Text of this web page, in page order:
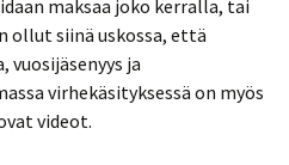
maksaa joko kerralla, tai
ollut siinä uskossa, että
vuosijäsenyys ja
virhekäsityksessä on myös
videot.